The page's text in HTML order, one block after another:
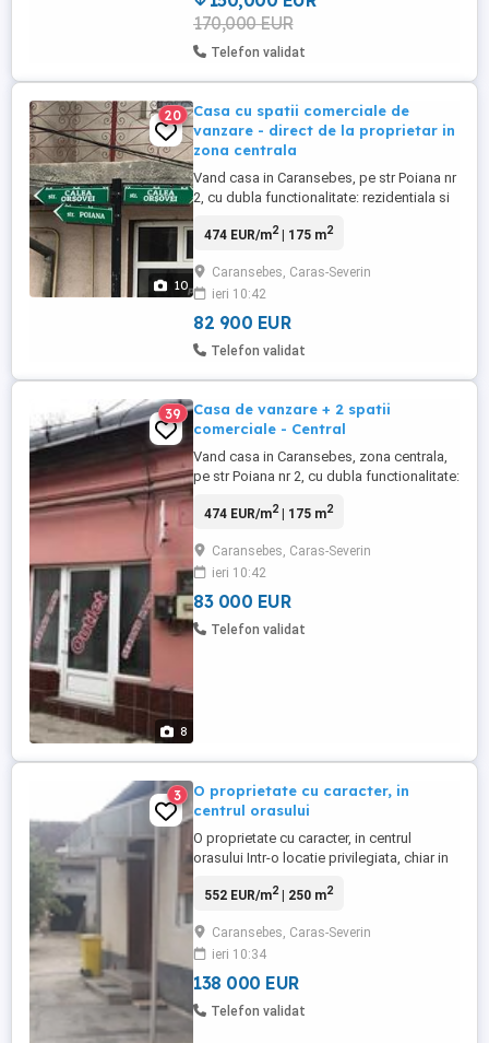
170,000 EUR
Telefon validat
10
20
Casa cu spatii comerciale de
vanzare - direct de la proprietar in
zona centrala
Vand casa in Caransebes, pe str Poiana nr
2, cu dubla functionalitate: rezidentiala si
zona centrala a orasului, in apropierea
Primariei, la 50 m de BCR. Imobilul este
format din: Doua spatii comerciale la
strada si cladire ...
474 EUR/m2| 175 m2
Caransebes, Caras-Severin
ieri 10:42
82 900 EUR
Telefon validat
8
39
Casa de vanzare + 2 spatii
comerciale - Central
Vand casa in Caransebes, zona centrala,
pe str Poiana nr 2, cu dubla functionalitate:
situata in zona centrala a orasului, in
Catedralei, Primariei, la 50 m de BCR.
Imobilul este format din: Doua spatii
comerciale la strada ...
474 EUR/m2| 175 m2
Caransebes, Caras-Severin
ieri 10:42
83 000 EUR
Telefon validat
3
O proprietate cu caracter, in
centrul orasului
O proprietate cu caracter, in centrul
orasului Intr-o locatie privilegiata, chiar in
imbina pe cei 1050mp, farmecul
locuinte gandite pentru viata de zi cu zi.
Spatiile ample, lumina naturala si gradina
generoasa, creeaza un ...
552 EUR/m2| 250 m2
Caransebes, Caras-Severin
ieri 10:34
138 000 EUR
Telefon validat